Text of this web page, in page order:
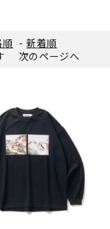
(
順 - 新着順
次のページへ